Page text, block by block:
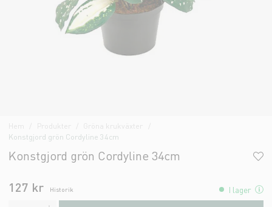
Hem Produkter
Gröna krukväxter
Konstgjord grön Cordyline 34cm
Konstgjord grön Cordyline 34cm
127 kr Historik I lager